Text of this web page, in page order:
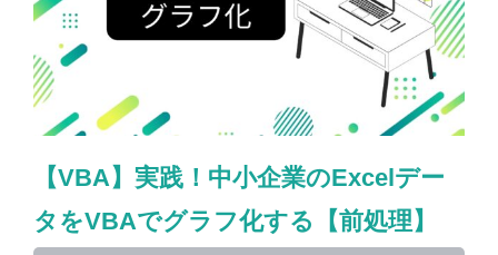
【VBA】実践！中小企業のExcelデー
タをVBAでグラフ化する【前処理】